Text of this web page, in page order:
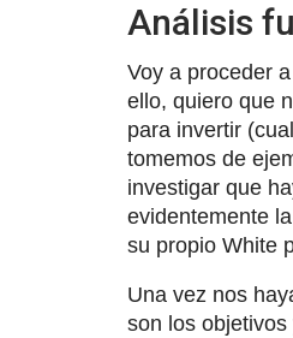
Análisis
Voy a proceder
ello, quiero que
para invertir
tomemos de
investigar que
evidentemente
su propio White
Una vez nos
son los